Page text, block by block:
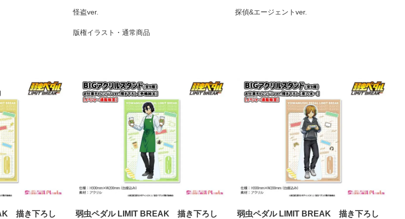
怪盗ver. 探偵&エージェントver.
版権イラスト・通常商品
描き下ろし
弱虫ペダル LIMIT BREAK 描き下ろし
弱虫ペダル LIMIT BREAK 描き下ろし